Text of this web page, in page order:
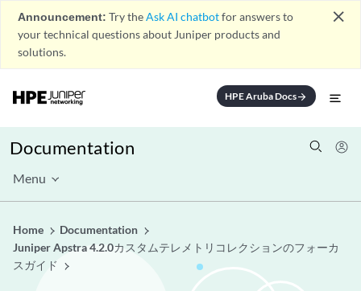
Announcement: Try theAsk AI chatbotfor answers to
your technical questions about Juniper products and
solutions.
close
HPE Aruba Docsarrow_forward
Documentation
Menu
Home
Documentation
Juniper Apstra 4.2.0カスタムテレメトリコレクションのフォーカ
スガイド